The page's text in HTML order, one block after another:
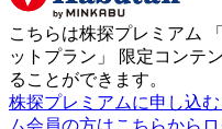
こちらは株探プレミアム 「
ットプラン 」 限定コンテ
ることができます。
株探プレミアムに申し込む
ム会員の方はこちらから